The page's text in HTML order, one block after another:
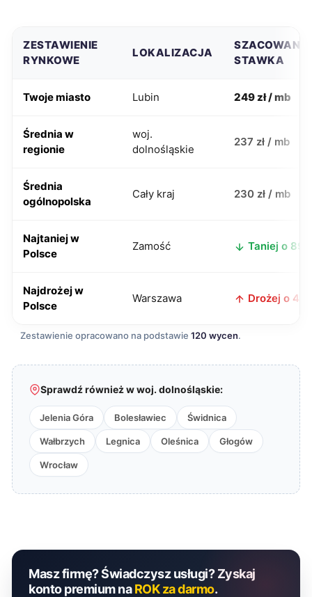
ZESTAWIENIE
RYNKOWE
LOKALIZACJA
SZACOWANA
STAWKA
Twoje miasto Lubin 249 zł / mb
Średnia w
regionie
woj.
dolnośląskie
237 zł / mb
Średnia
ogólnopolska
Cały kraj 230 zł / mb
Najtaniej w
Polsce
Zamość Taniej o 89
Najdrożej w
Polsce
Warszawa Drożej o 41
Zestawienie opracowano na podstawie 120 wycen.
Sprawdź również w woj. dolnośląskie:
Jelenia Góra Bolesławiec Świdnica
Wałbrzych Legnica Oleśnica Głogów
Wrocław
Masz firmę? Świadczysz usługi? Zyskaj
konto premium naROK za darmo.